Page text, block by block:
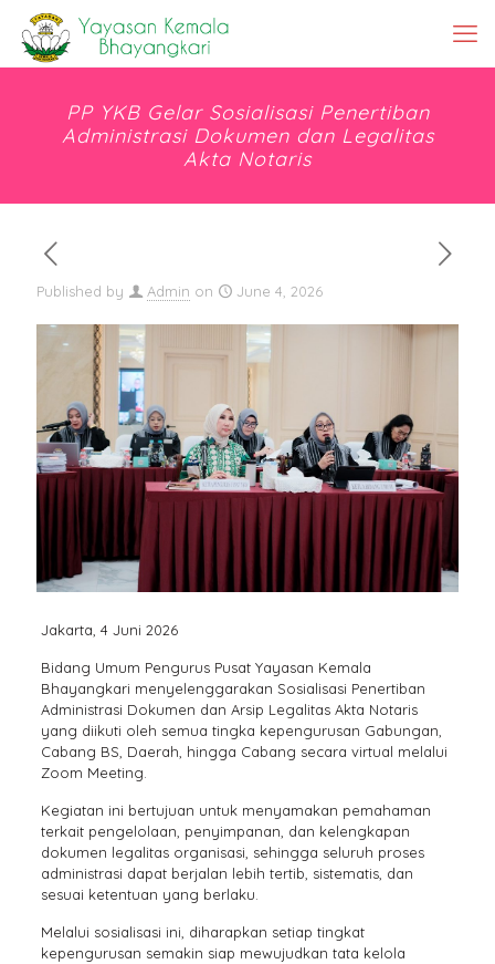
PP YKB Gelar Sosialisasi Penertiban
Administrasi Dokumen dan Legalitas
Akta Notaris
Published by Admin on June 4, 2026
Jakarta, 4 Juni 2026
Bidang Umum Pengurus Pusat Yayasan Kemala
Bhayangkari menyelenggarakan Sosialisasi Penertiban
Administrasi Dokumen dan Arsip Legalitas Akta Notaris
yang diikuti oleh semua tingka kepengurusan Gabungan,
Cabang BS, Daerah, hingga Cabang secara virtual melalui
Zoom Meeting.
Kegiatan ini bertujuan untuk menyamakan pemahaman
terkait pengelolaan, penyimpanan, dan kelengkapan
dokumen legalitas organisasi, sehingga seluruh proses
administrasi dapat berjalan lebih tertib, sistematis, dan
sesuai ketentuan yang berlaku.
Melalui sosialisasi ini, diharapkan setiap tingkat
kepengurusan semakin siap mewujudkan tata kelola